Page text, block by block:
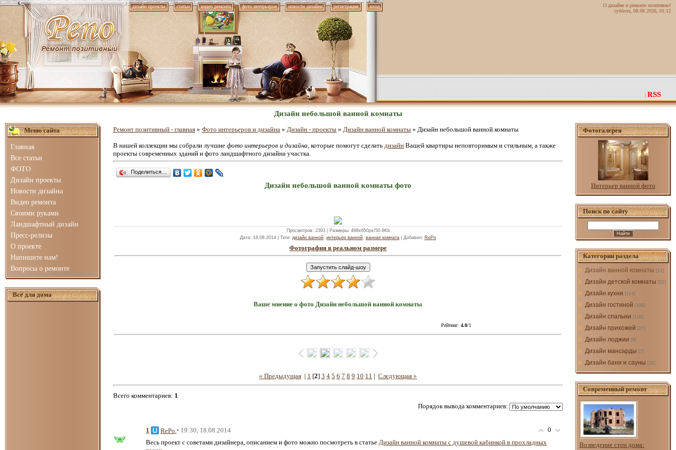
дизайн проекты статьи видео ремонта фото интерьеров новости дизайна регистрация вход
О дизайне и ремонте позитивно!
суббота, 08.08.2026, 01:12
| RSS
Дизайн небольшой ванной комнаты
Меню сайта
Главная
Все статьи
ФОТО
Дизайн проекты
Новости дизайна
Видео ремонта
Своими руками
Ландшафтный дизайн
Пресс-релизы
О проекте
Напишите нам!
Вопросы о ремонте
Всё для дома
Ремонт позитивный - главная » Фото интерьеров и дизайна » Дизайн - проекты » Дизайн ванной комнаты » Дизайн небольшой ванной комнаты
В нашей коллекции мы собрали лучшие фото интерьеров и дизайна , которые помогут сделать дизайн Вашей квартиры неповторимым и стильным, а также
проекты современных зданий и фото ландшафтного дизайна участка.
Поделиться…
Дизайн небольшой ванной комнаты фото
Просмотров: 2393 | Размеры: 498x650px/50.8Kb
Дата: 18.08.2014 | Теги: дизайн ванной интерьер ванной ванная комната Добавил: RePo
Фотография в реальном размере
Ваше мнение о фото Дизайн небольшой ванной комнаты
Рейтинг: 4.0/1
« Предыдущая | 1 [2] 3 4 5 6 7 8 9 10 11 | Следующая »
Всего комментариев: 1
Порядок вывода комментариев:
0
1 RePo • 19:30, 18.08.2014
Весь проект с советами дизайнера, описанием и фото можно посмотреть в статье Дизайн ванной комнаты с душевой кабинкой в прохладных
Фотогалерея
Интерьер ванной фото
Поиск по сайту
Категории раздела
Дизайн ванной комнаты [53]
Дизайн детской комнаты [92]
Дизайн кухни [124]
Дизайн гостиной [106]
Дизайн спальни [110]
Дизайн прихожей [27]
Дизайн лоджии [9]
Дизайн мансарды [7]
Дизайн бани и сауны [26]
Современный ремонт
Возведение стен дома: